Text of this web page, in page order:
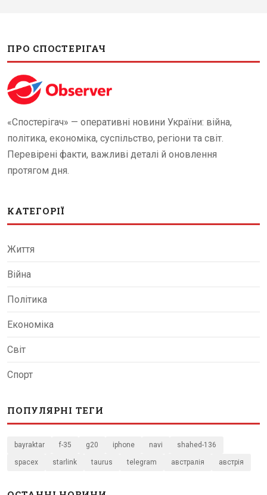
ПРО СПОСТЕРІГАЧ
«Спостерігач» — оперативні новини України: війна,
політика, економіка, суспільство, регіони та світ.
Перевірені факти, важливі деталі й оновлення
протягом дня.
КАТЕГОРІЇ
Життя
Війна
Політика
Економіка
Світ
Спорт
ПОПУЛЯРНІ ТЕГИ
bayraktar f-35 g20 iphone navi shahed-136
spacex starlink taurus telegram австралія австрія